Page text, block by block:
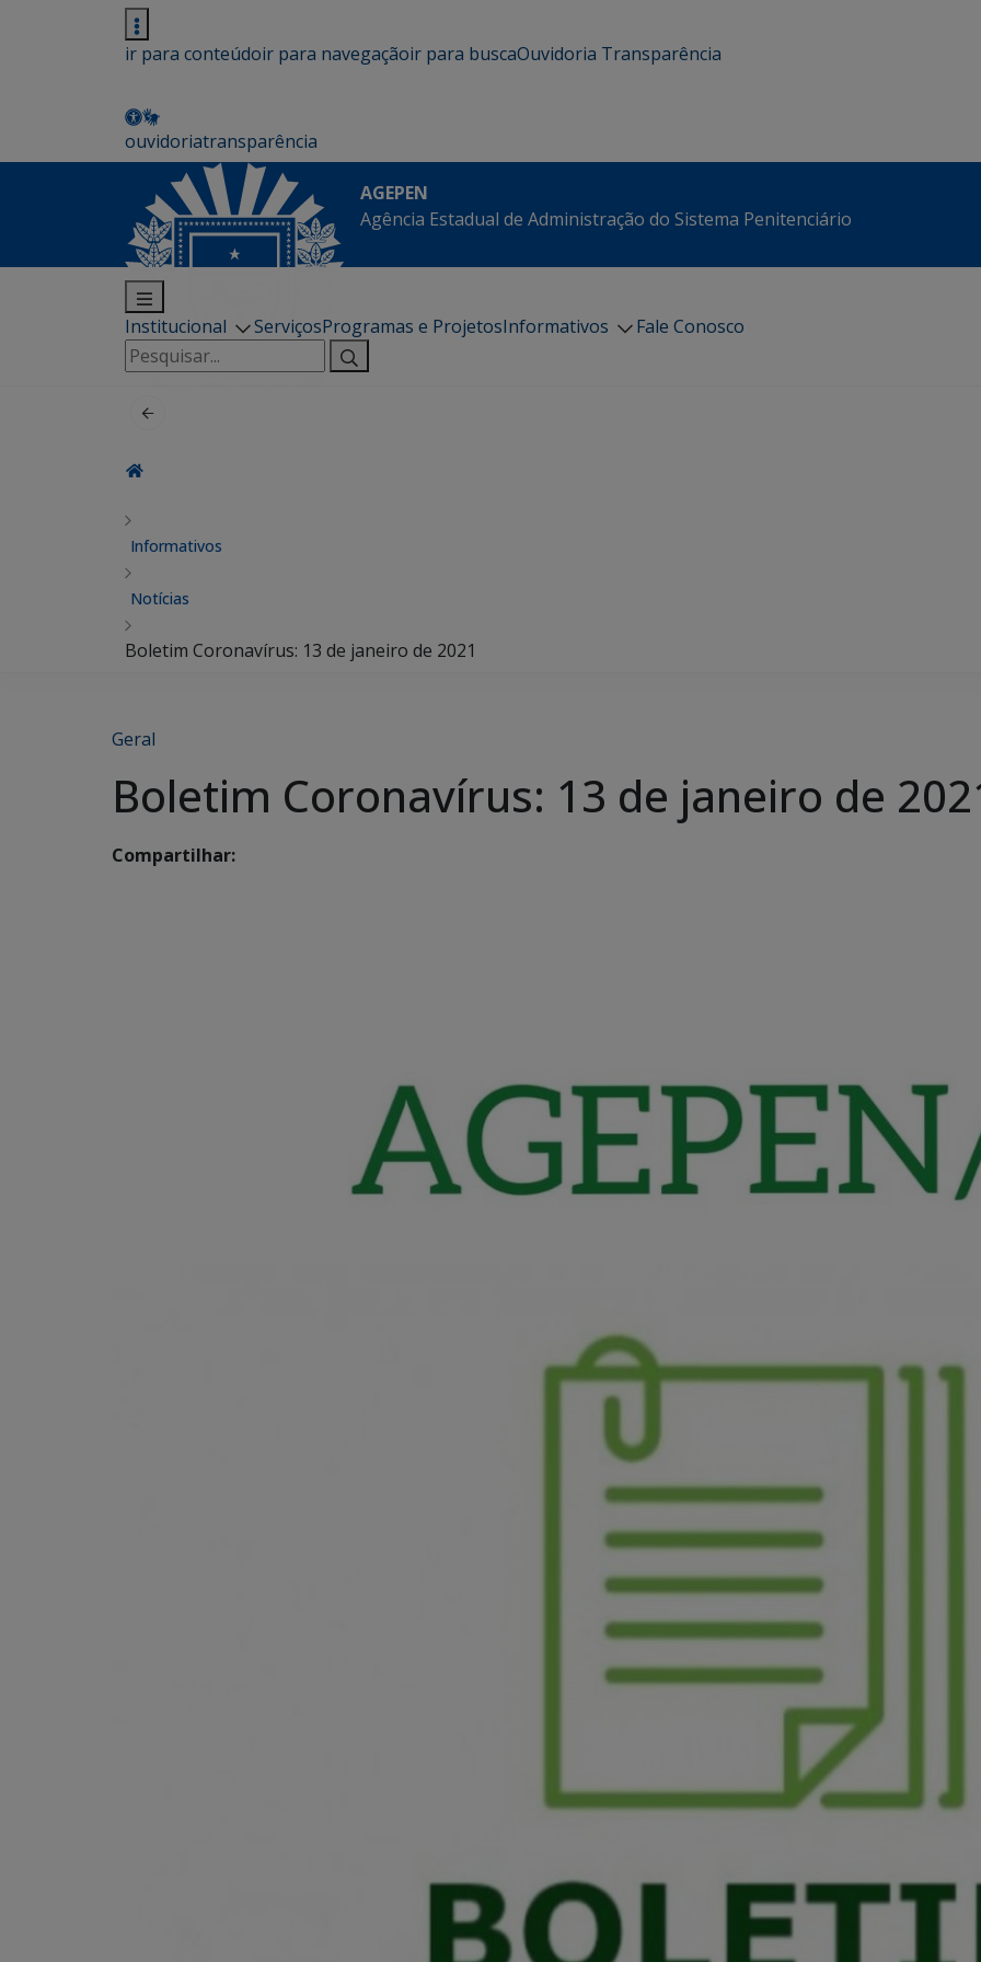
ir para conteúdoir para navegaçãoir para buscaOuvidoria Transparência
ouvidoriatransparência
AGEPEN
Agência Estadual de Administração do Sistema Penitenciário
Institucional ServiçosProgramas e ProjetosInformativos
Fale Conosco
Pesquisar
por:
Informativos
Notícias
Boletim Coronavírus: 13 de janeiro de 2021
Geral
Boletim Coronavírus: 13 de janeiro de
Compartilhar: